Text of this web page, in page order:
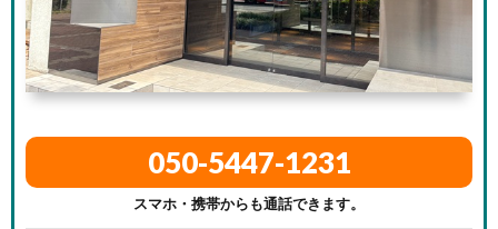
050-5447-1231
スマホ・携帯からも通話できます。